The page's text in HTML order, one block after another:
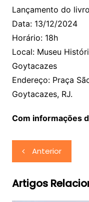
Lançamento do
Data: 13/12/2024
Horário: 18h
Local: Museu
Goytacazes
Endereço: Praça
Goytacazes, RJ.
Com informações
Navegação
de
Post
Anterior
Artigos